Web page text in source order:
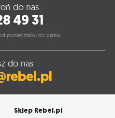
do nas
49 31
poniedziałku do piątku
do nas
Sklep Rebel.pl